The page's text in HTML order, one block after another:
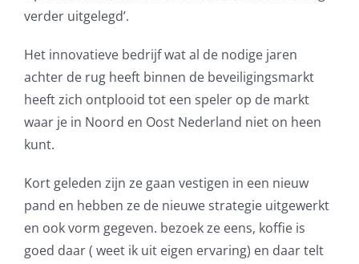
verder uitgelegd’.
Het innovatieve bedrijf wat al de nodige jaren
achter de rug heeft binnen de beveiligingsmarkt
heeft zich ontplooid tot een speler op de markt
waar je in Noord en Oost Nederland niet on heen
kunt.
Kort geleden zijn ze gaan vestigen in een nieuw
pand en hebben ze de nieuwe strategie uitgewerkt
en ook vorm gegeven. bezoek ze eens, koffie is
goed daar ( weet ik uit eigen ervaring) en daar telt